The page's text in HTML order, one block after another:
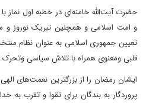
حضرت آیت‌الله خامنه‌ای در خطبه اول نماز
تعیین جمهوری اسلامی به عنوان نظام
قلبی ومعنوی همراه با تلاش سیاسی وتحرک
ایشان رمضان را از بزرگترین نعمت‌های
پروردگار به بندگان برای تقوا و تقرب